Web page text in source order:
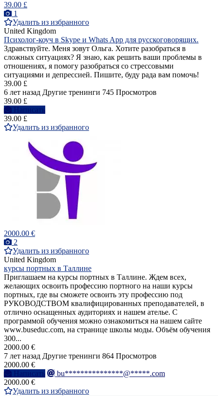
39.00 £
1
Удалить из избранного
United Kingdom
Психолог-коуч в Skype и Whats App для русскоговорящих.
Здравствуйте. Меня зовут Ольга. Хотите разобраться в
сложных ситуациях? Я знаю, как решить ваши проблемы в
отношениях, я помогу разобраться со стрессовыми
ситуациями и депрессией. Пишите, буду рада вам помочь!
39.00 £
6 лет назад Другие тренинги 745 Просмотров
39.00 £
Написать
39.00 £
Удалить из избранного
2000.00 €
2
Удалить из избранного
United Kingdom
курсы портных в Таллине
Приглашаем на курсы портных в Таллине. Ждем всех,
желающих освоить профессию портного на наши курсы
портных, где вы сможете освоить эту профессию под
РУКОВОДСТВОМ квалифицированных преподавателей, в
отлично оснащенных аудиториях и нашем ателье. С
программой обучения можно ознакомиться на нашем сайте
www.buseduc.com, на странице школы моды. Объём обучения
300...
2000.00 €
7 лет назад Другие тренинги 864 Просмотров
2000.00 €
Написать
bu***************@*****.com
2000.00 €
Удалить из избранного